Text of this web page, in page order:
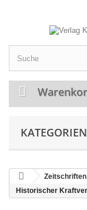
KATEGORIEN
Zeitschriften
Historischer